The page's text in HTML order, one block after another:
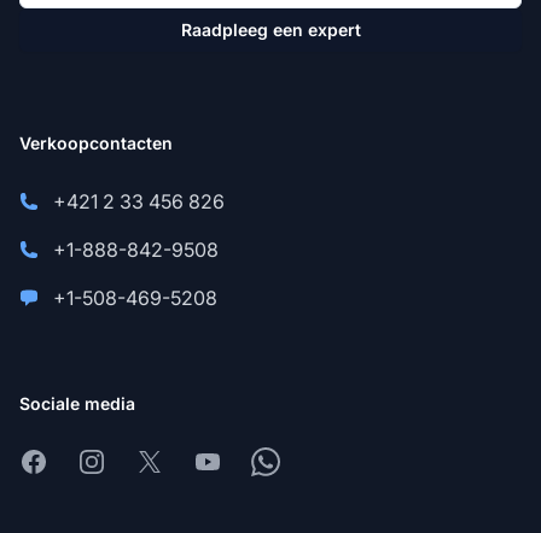
Raadpleeg een expert
Verkoopcontacten
+421 2 33 456 826
+1-888-842-9508
+1-508-469-5208
Sociale media
FacebookInstagram
X YoutubeWhatsapp